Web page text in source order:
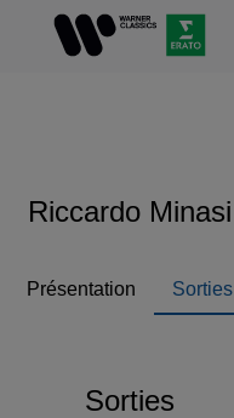
Riccardo Minasi
Présentation Sorties
Sorties